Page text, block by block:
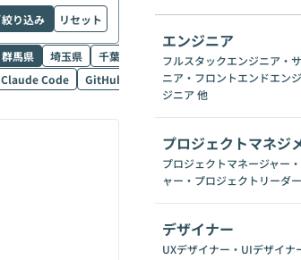
絞り込み リセット
群馬県 埼玉県 千葉県 東京都 神奈川県 新潟県
Claude Code GitHub Copilot ブロックチェーン
エンジニア
フルスタックエンジニア・
ニア・フロントエンドエン
ジニア 他
プロジェクトマネジ
プロジェクトマネージャー
ャー・プロジェクトリーダ
デザイナー
UXデザイナー・UIデザイナ